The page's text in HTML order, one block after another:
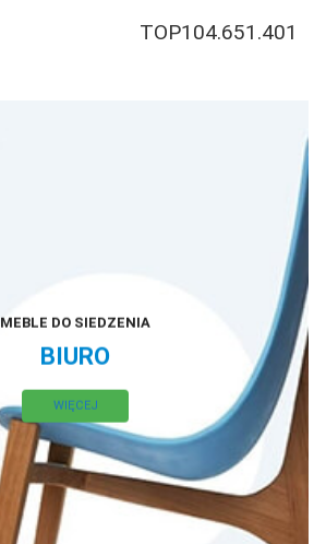
TOP104.651.401
MEBLE DO SIEDZENIA
BIURO
WIĘCEJ